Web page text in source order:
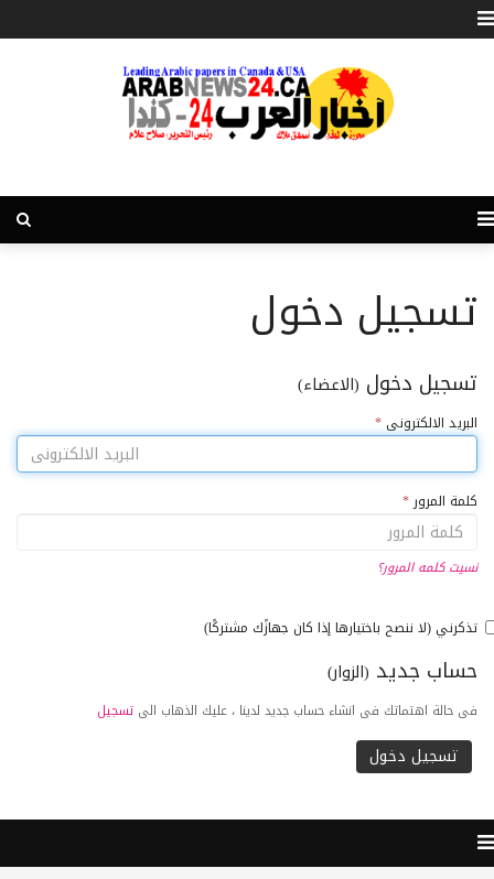
تسجيل دخول
تسجيل دخول (الاعضاء)
البريد الالكترونى *
كلمة المرور *
نسيت كلمه المرور؟
تذكرني (لا ننصح باختيارها إذا كان جهازًك مشتركًا)
حساب جديد (الزوار)
فى حالة اهتماتك فى انشاء حساب جديد لدينا ، عليك الذهاب الى تسجيل